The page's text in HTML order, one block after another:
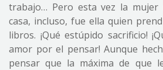
trabajo… Pero esta vez la
casa, incluso, fue ella quien
libros. ¡Qué estúpido sacrificio!
amor por el pensar! Aunque
pensar que la máxima de que